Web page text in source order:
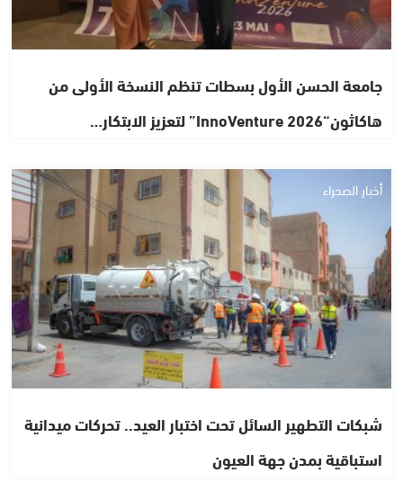
جامعة الحسن الأول بسطات تنظم النسخة الأولى من
هاكاثون“InnoVenture 2026” لتعزيز الابتكار…
أخبار الصحراء
شبكات التطهير السائل تحت اختبار العيد.. تحركات ميدانية
استباقية بمدن جهة العيون